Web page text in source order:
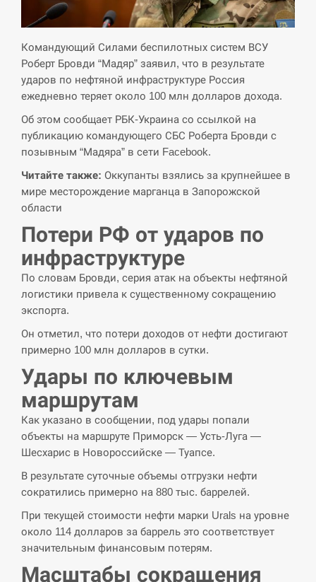
СЕРПЕНЬ
15:00
РФ провела новий раунд таємних
зустрічей з Європою щодо війни…
СЕРПЕНЬ
14:53
Экс-послу в США Стефанишиной
вручили новое подозрение и избирают
меру…
14:40
КНДР – Reuters
СЕРПЕНЬ
14:23
Поставки ракет для ПВО сократились
втрое, хотя у партнеров они…
СЕРПЕНЬ
14:10
У Румунії затоплять чотири баржі для
збільшення потоку води до…
СЕРПЕНЬ
13:53
В Москве пожаловались на “кратный
рост” атак дронов Украины
СЕРПЕНЬ
13:40
Біля українського літака в аеропорту
Лейпцига виявили дрон, ймовірно, з…
Командующий Силами беспилотных систем ВСУ
Роберт Бровди “Мадяр” заявил, что в результате
ударов по нефтяной инфраструктуре Россия
ежедневно теряет около 100 млн долларов дохода.
Об этом сообщает РБК-Украина со ссылкой на
публикацию командующего СБС Роберта Бровди с
позывным “Мадяра” в сети Facebook.
Читайте также: Оккупанты взялись за крупнейшее в
мире месторождение марганца в Запорожской
области
Потери РФ от ударов по
инфраструктуре
По словам Бровди, серия атак на объекты нефтяной
логистики привела к существенному сокращению
экспорта.
Он отметил, что потери доходов от нефти достигают
примерно 100 млн долларов в сутки.
Удары по ключевым
маршрутам
Как указано в сообщении, под удары попали
объекты на маршруте Приморск — Усть-Луга —
Шесхарис в Новороссийске — Туапсе.
В результате суточные объемы отгрузки нефти
сократились примерно на 880 тыс. баррелей.
При текущей стоимости нефти марки Urals на уровне
около 114 долларов за баррель это соответствует
значительным финансовым потерям.
Масштабы сокращения